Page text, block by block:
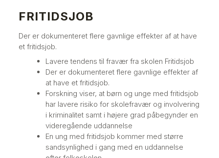
FRITIDSJOB
Der er dokumenteret flere gavnlige effekter af at have
et fritidsjob.
Lavere tendens til fravær fra skolen Fritidsjob
Der er dokumenteret flere gavnlige effekter af
at have et fritidsjob.
Forskning viser, at børn og unge med fritidsjob
har lavere risiko for skolefravær og involvering
i kriminalitet samt i højere grad påbegynder en
videregående uddannelse
En ung med fritidsjob kommer med større
sandsynlighed i gang med en uddannelse